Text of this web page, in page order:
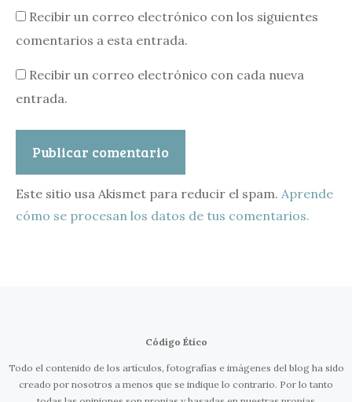
Recibir un correo electrónico con los siguientes
comentarios a esta entrada.
Recibir un correo electrónico con cada nueva
entrada.
Este sitio usa Akismet para reducir el spam. Aprende
cómo se procesan los datos de tus comentarios.
Código Ético
Todo el contenido de los artículos, fotografías e imágenes del blog ha sido
creado por nosotros a menos que se indique lo contrario. Por lo tanto